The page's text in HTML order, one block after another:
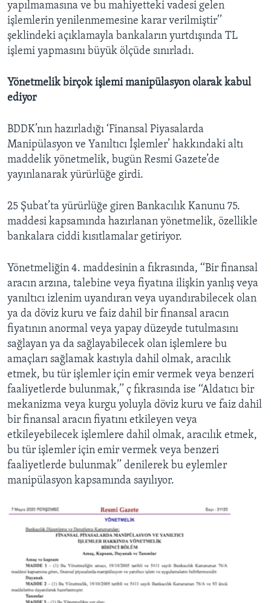
yapılmamasına ve bu mahiyetteki vadesi gelen
işlemlerin yenilenmemesine karar verilmiştir’’
şeklindeki açıklamayla bankaların yurtdışında TL
işlemi yapmasını büyük ölçüde sınırladı.
Yönetmelik birçok işlemi manipülasyon olarak kabul
ediyor
BDDK’nın hazırladığı ‘Finansal Piyasalarda
Manipülasyon ve Yanıltıcı İşlemler’ hakkındaki altı
maddelik yönetmelik, bugün Resmi Gazete’de
yayınlanarak yürürlüğe girdi.
25 Şubat’ta yürürlüğe giren Bankacılık Kanunu 75.
maddesi kapsamında hazırlanan yönetmelik, özellikle
bankalara ciddi kısıtlamalar getiriyor.
Yönetmeliğin 4. maddesinin a fıkrasında, ‘‘Bir finansal
aracın arzına, talebine veya fiyatına ilişkin yanlış veya
yanıltıcı izlenim uyandıran veya uyandırabilecek olan
ya da döviz kuru ve faiz dahil bir finansal aracın
fiyatının anormal veya yapay düzeyde tutulmasını
sağlayan ya da sağlayabilecek olan işlemlere bu
amaçları sağlamak kastıyla dahil olmak, aracılık
etmek, bu tür işlemler için emir vermek veya benzeri
faaliyetlerde bulunmak,’’ ç fıkrasında ise ‘‘Aldatıcı bir
mekanizma veya kurgu yoluyla döviz kuru ve faiz dahil
bir finansal aracın fiyatını etkileyen veya
etkileyebilecek işlemlere dahil olmak, aracılık etmek,
bu tür işlemler için emir vermek veya benzeri
faaliyetlerde bulunmak’’ denilerek bu eylemler
manipülasyon kapsamında sayılıyor.